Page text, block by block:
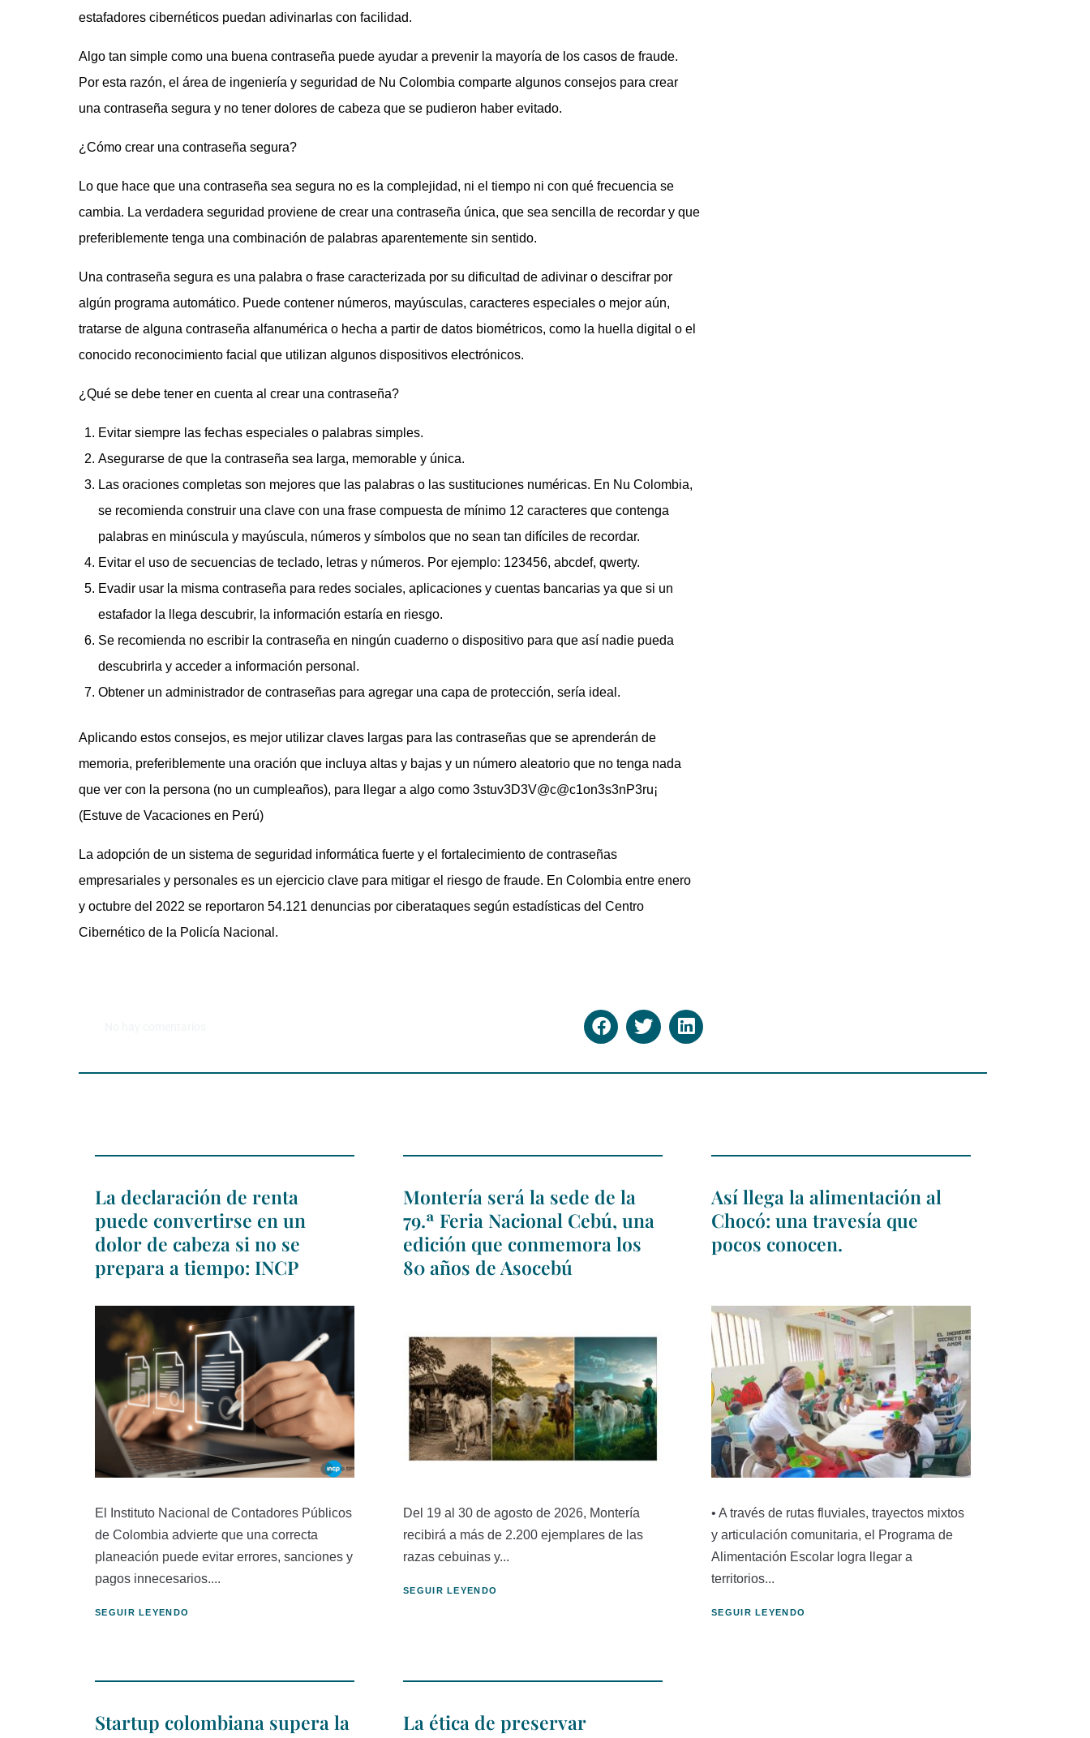
estafadores cibernéticos puedan adivinarlas con facilidad.
Algo tan simple como una buena contraseña puede ayudar a prevenir la mayoría de los casos de fraude.
Por esta razón, el área de ingeniería y seguridad de Nu Colombia comparte algunos consejos para crear
una contraseña segura y no tener dolores de cabeza que se pudieron haber evitado.
¿Cómo crear una contraseña segura?
Lo que hace que una contraseña sea segura no es la complejidad, ni el tiempo ni con qué frecuencia se
cambia. La verdadera seguridad proviene de crear una contraseña única, que sea sencilla de recordar y que
preferiblemente tenga una combinación de palabras aparentemente sin sentido.
Una contraseña segura es una palabra o frase caracterizada por su dificultad de adivinar o descifrar por
algún programa automático. Puede contener números, mayúsculas, caracteres especiales o mejor aún,
tratarse de alguna contraseña alfanumérica o hecha a partir de datos biométricos, como la huella digital o el
conocido reconocimiento facial que utilizan algunos dispositivos electrónicos.
¿Qué se debe tener en cuenta al crear una contraseña?
Evitar siempre las fechas especiales o palabras simples.
Asegurarse de que la contraseña sea larga, memorable y única.
Las oraciones completas son mejores que las palabras o las sustituciones numéricas. En Nu Colombia,
se recomienda construir una clave con una frase compuesta de mínimo 12 caracteres que contenga
palabras en minúscula y mayúscula, números y símbolos que no sean tan difíciles de recordar.
Evitar el uso de secuencias de teclado, letras y números. Por ejemplo: 123456, abcdef, qwerty.
Evadir usar la misma contraseña para redes sociales, aplicaciones y cuentas bancarias ya que si un
estafador la llega descubrir, la información estaría en riesgo.
Se recomienda no escribir la contraseña en ningún cuaderno o dispositivo para que así nadie pueda
descubrirla y acceder a información personal.
Obtener un administrador de contraseñas para agregar una capa de protección, sería ideal.
Aplicando estos consejos, es mejor utilizar claves largas para las contraseñas que se aprenderán de
memoria, preferiblemente una oración que incluya altas y bajas y un número aleatorio que no tenga nada
que ver con la persona (no un cumpleaños), para llegar a algo como 3stuv3D3V@c@c1on3s3nP3ru¡
(Estuve de Vacaciones en Perú)
La adopción de un sistema de seguridad informática fuerte y el fortalecimiento de contraseñas
empresariales y personales es un ejercicio clave para mitigar el riesgo de fraude. En Colombia entre enero
y octubre del 2022 se reportaron 54.121 denuncias por ciberataques según estadísticas del Centro
Cibernético de la Policía Nacional.
La declaración de renta
puede convertirse en un
dolor de cabeza si no se
prepara a tiempo: INCP
El Instituto Nacional de Contadores Públicos
de Colombia advierte que una correcta
planeación puede evitar errores, sanciones y
pagos innecesarios....
SEGUIR LEYENDO
Montería será la sede de la
79.ª Feria Nacional Cebú, una
edición que conmemora los
80 años de Asocebú
Del 19 al 30 de agosto de 2026, Montería
recibirá a más de 2.200 ejemplares de las
razas cebuinas y...
SEGUIR LEYENDO
Así llega la alimentación al
Chocó: una travesía que
pocos conocen.
• A través de rutas fluviales, trayectos mixtos
y articulación comunitaria, el Programa de
Alimentación Escolar logra llegar a
territorios...
SEGUIR LEYENDO
Startup colombiana supera la
La ética de preservar